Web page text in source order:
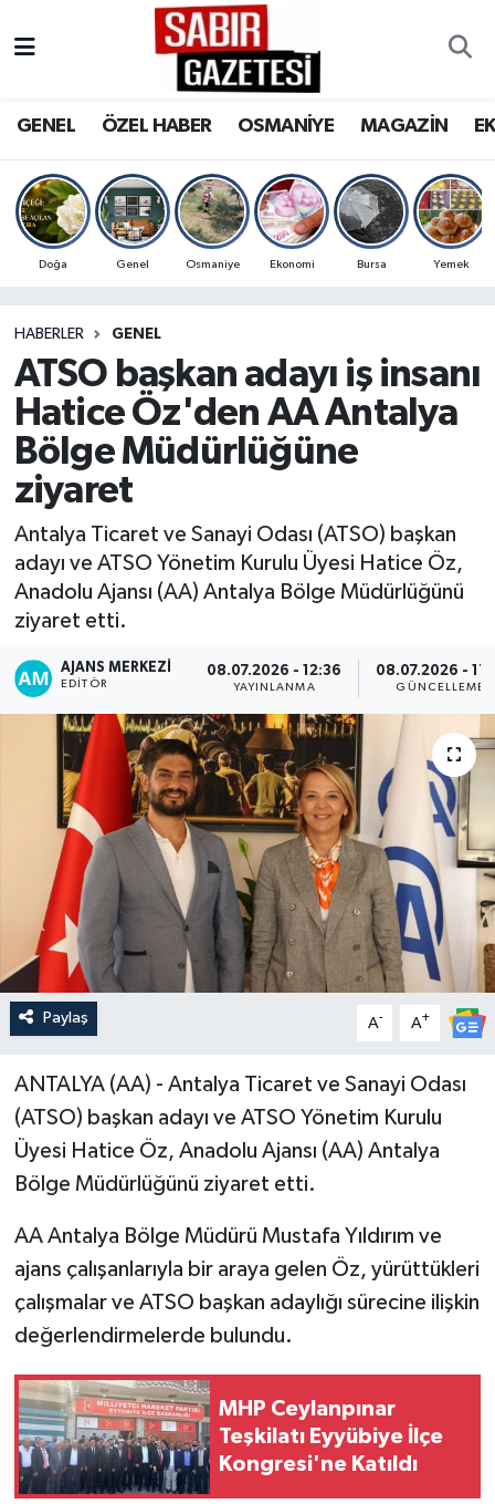
GENEL ÖZEL HABER OSMANİYE MAGAZİN
Doğa Genel Osmaniye Ekonomi Bursa Yemek
HABERLER GENEL
ATSO başkan adayı iş insanı
Hatice Öz'den AA Antalya
Bölge Müdürlüğüne
ziyaret
Antalya Ticaret ve Sanayi Odası (ATSO) başkan
adayı ve ATSO Yönetim Kurulu Üyesi Hatice Öz,
Anadolu Ajansı (AA) Antalya Bölge Müdürlüğünü
ziyaret etti.
AJANS MERKEZI
EDITÖR
08.07.2026 - 12:36
YAYINLANMA
08.07.2026 -
GÜNCELLEME
Paylaş A- A+
ANTALYA (AA) - Antalya Ticaret ve Sanayi Odası
(ATSO) başkan adayı ve ATSO Yönetim Kurulu
Üyesi Hatice Öz, Anadolu Ajansı (AA) Antalya
Bölge Müdürlüğünü ziyaret etti.
AA Antalya Bölge Müdürü Mustafa Yıldırım ve
ajans çalışanlarıyla bir araya gelen Öz, yürüttükleri
çalışmalar ve ATSO başkan adaylığı sürecine ilişkin
değerlendirmelerde bulundu.
MHP Ceylanpınar
Teşkilatı Eyyübiye İlçe
Kongresi'ne Katıldı
OSMANİYE
MAGAZİN
SPOR
RESMİ İLANLAR
Osmaniye Nöbetçi Eczaneler
Osmaniye Trafik Yoğunluk Haritası
Süper Lig Puan Durumu ve Fikstür
Son Dakika Haberleri
Haber Arşivi